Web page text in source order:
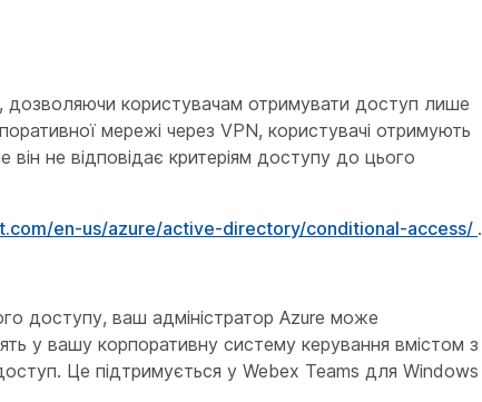
дозволяючи користувачам отримувати доступ лише
мережі через VPN, користувачі отримують
не відповідає критеріям доступу до цього
en-us/azure/active-directory/conditional-access/ .
доступу, ваш адміністратор Azure може
у вашу корпоративну систему керування вмістом з
Це підтримується у Webex Teams для Windows